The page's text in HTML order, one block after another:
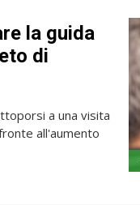
la guida
di
a una visita
all'aumento